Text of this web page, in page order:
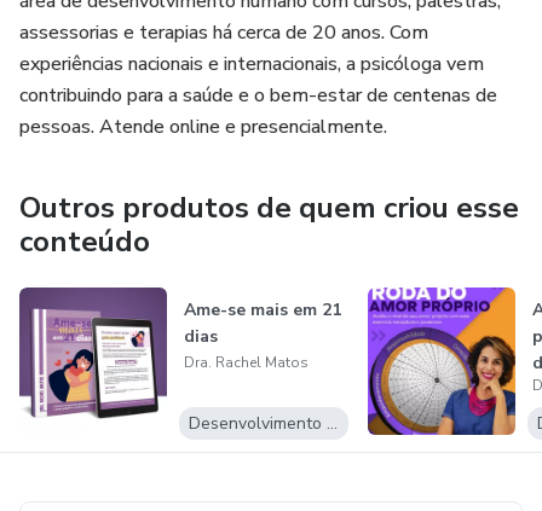
assessorias e terapias há cerca de 20 anos. Com
experiências nacionais e internacionais, a psicóloga vem
contribuindo para a saúde e o bem-estar de centenas de
pessoas. Atende online e presencialmente.
Outros produtos de quem criou esse
conteúdo
Ame-se mais em 21
dias
Dra. Rachel Matos
Desenvolvimento Pessoal